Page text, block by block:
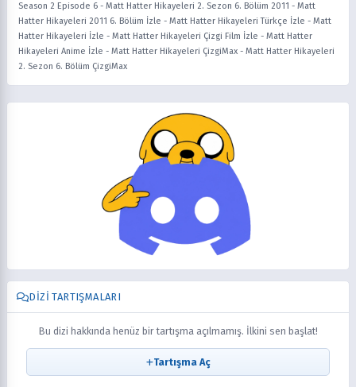
Season 2 Episode 6 - Matt Hatter Hikayeleri 2. Sezon 6. Bölüm 2011 - Matt
Hatter Hikayeleri 2011 6. Bölüm İzle - Matt Hatter Hikayeleri Türkçe İzle - Matt
Hatter Hikayeleri İzle - Matt Hatter Hikayeleri Çizgi Film İzle - Matt Hatter
Hikayeleri Anime İzle - Matt Hatter Hikayeleri ÇizgiMax - Matt Hatter Hikayeleri
2. Sezon 6. Bölüm ÇizgiMax
DIZI TARTIŞMALARI
Bu dizi hakkında henüz bir tartışma açılmamış. İlkini sen başlat!
Tartışma Aç